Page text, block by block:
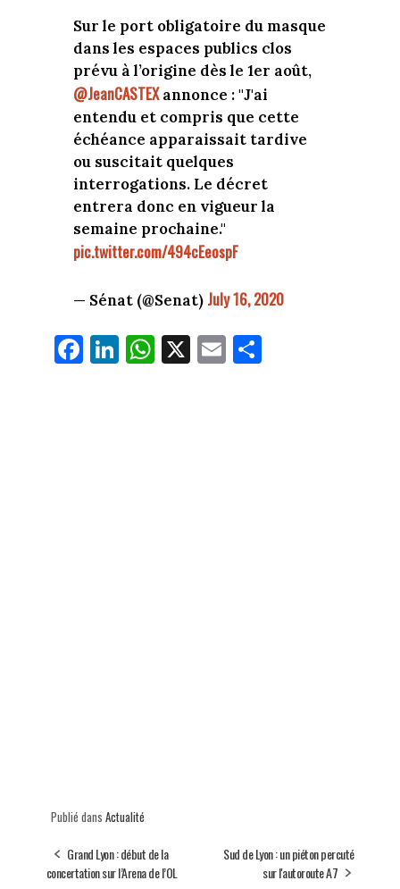
Sur le port obligatoire du masque
dans les espaces publics clos
prévu à l’origine dès le 1er août,
@JeanCASTEXannonce : "J'ai
entendu et compris que cette
échéance apparaissait tardive
ou suscitait quelques
interrogations. Le décret
entrera donc en vigueur la
semaine prochaine."
pic.twitter.com/494cEeospF
— Sénat (@Senat) July 16, 2020
Fa
ce
Li
nk
W
ha
X E
m
Pa
Publié dans Actualité
Grand Lyon : début de la
concertation sur l’Arena de l’OL
Sud de Lyon : un piéton percuté
sur l'autoroute A7